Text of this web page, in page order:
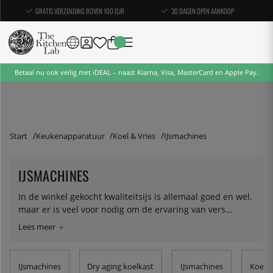
GRATIS VERZENDING BOVEN 100 EUR 30 DAGEN OPEN AANKOOP
Betaal nu ook veilig met iDEAL – naast Klarna, Visa, MasterCard en Apple Pay.
Start Keukenapparatuur Koel & Vries IJsmachines
IJSMACHINES
In de winkel gekocht kwaliteitsijs is allemaal goed en wel,
maar er is veel voor nodig om de ervaring van vers
gemaakt ijs te overtreffen. Je kunt het krijgen door naar
het land bevinden, of je kunt het thuis maken. De
voordelen van zelfgemaakt zijn duidelijk - je kunt het op
IJsmachines Dry aging koelkast IJsmachines